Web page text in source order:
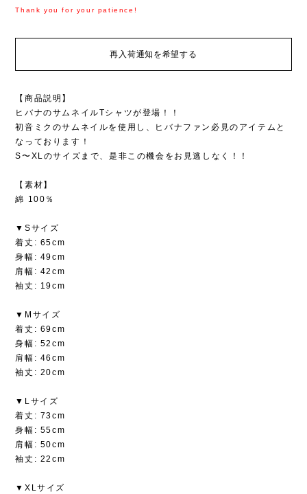
Thank you for your patience!
再入荷通知を希望する
【商品説明】
ヒバナのサムネイルTシャツが登場！！
初音ミクのサムネイルを使用し、ヒバナファン必見のアイテムと
なっております！
S〜XLのサイズまで、是非この機会をお見逃しなく！！
【素材】
綿 100％
▼Sサイズ
着丈: 65cm
身幅: 49cm
肩幅: 42cm
袖丈: 19cm
▼Mサイズ
着丈: 69cm
身幅: 52cm
肩幅: 46cm
袖丈: 20cm
▼Lサイズ
着丈: 73cm
身幅: 55cm
肩幅: 50cm
袖丈: 22cm
▼XLサイズ